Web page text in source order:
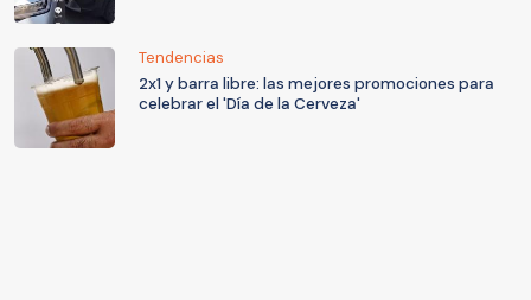
Tendencias
2x1 y barra libre: las mejores promociones para
celebrar el 'Día de la Cerveza'